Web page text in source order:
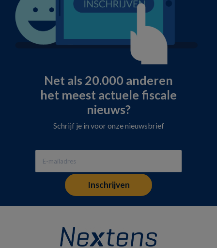
Net als 20.000 anderen
het meest actuele fiscale
nieuws?
Schrijf je in voor onze nieuwsbrief